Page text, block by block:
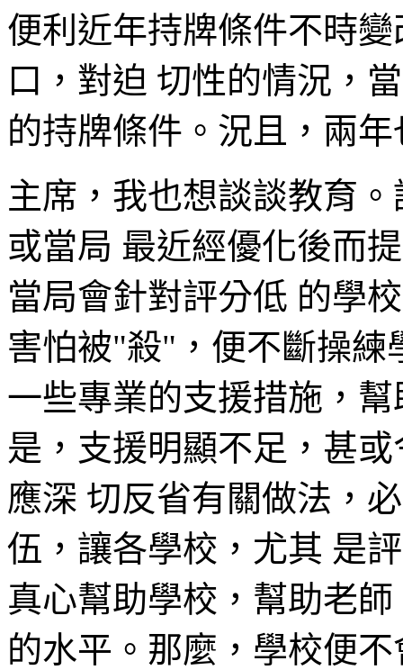
便利近年持牌條件不時
口，對迫 切性的情況，
的持牌條件。況且，兩
主席，我也想談談教育
或當局 最近經優化後而
當局會針對評分低 的學
害怕被"殺"，便不斷操練
一些專業的支援措施，
是，支援明顯不足，甚
應深 切反省有關做法，
伍，讓各學校，尤其 是
真心幫助學校，幫助老
的水平。那麼，學校便